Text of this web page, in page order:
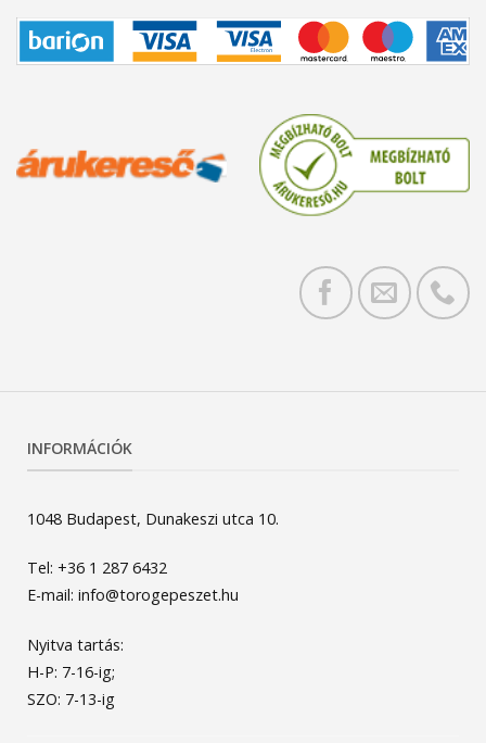
INFORMÁCIÓK
1048 Budapest, Dunakeszi utca 10.
Tel: +36 1 287 6432
E-mail: info@torogepeszet.hu
Nyitva tartás:
H-P: 7-16-ig;
SZO: 7-13-ig